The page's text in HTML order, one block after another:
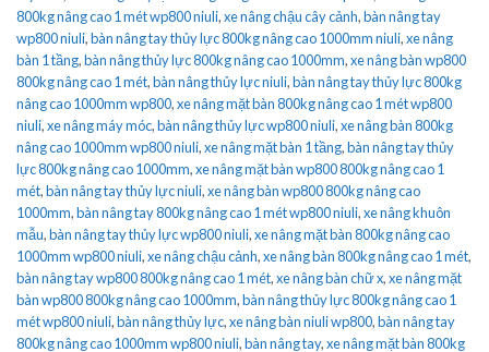
800kg nâng cao 1 mét wp800 niuli,xe nâng chậu cây cảnh,bàn nâng tay
wp800 niuli,bàn nâng tay thủy lực 800kg nâng cao 1000mm niuli,xe nâng
bàn 1 tầng,bàn nâng thủy lực 800kg nâng cao 1000mm,xe nâng bàn wp800
800kg nâng cao 1 mét,bàn nâng thủy lực niuli,bàn nâng tay thủy lực 800kg
nâng cao 1000mm wp800,xe nâng mặt bàn 800kg nâng cao 1 mét wp800
niuli,xe nâng máy móc,bàn nâng thủy lực wp800 niuli,xe nâng bàn 800kg
nâng cao 1000mm wp800 niuli,xe nâng mặt bàn 1 tầng,bàn nâng tay thủy
lực 800kg nâng cao 1000mm,xe nâng mặt bàn wp800 800kg nâng cao 1
mét,bàn nâng tay thủy lực niuli,xe nâng bàn wp800 800kg nâng cao
1000mm,bàn nâng tay 800kg nâng cao 1 mét wp800 niuli,xe nâng khuôn
mẫu,bàn nâng tay thủy lực wp800 niuli,xe nâng mặt bàn 800kg nâng cao
1000mm wp800 niuli,xe nâng chậu cảnh,xe nâng bàn 800kg nâng cao 1 mét,
bàn nâng tay wp800 800kg nâng cao 1 mét,xe nâng bàn chữ x,xe nâng mặt
bàn wp800 800kg nâng cao 1000mm,bàn nâng thủy lực 800kg nâng cao 1
mét wp800 niuli,bàn nâng thủy lực,xe nâng bàn niuli wp800,bàn nâng tay
800kg nâng cao 1000mm wp800 niuli,bàn nâng tay,xe nâng mặt bàn 800kg